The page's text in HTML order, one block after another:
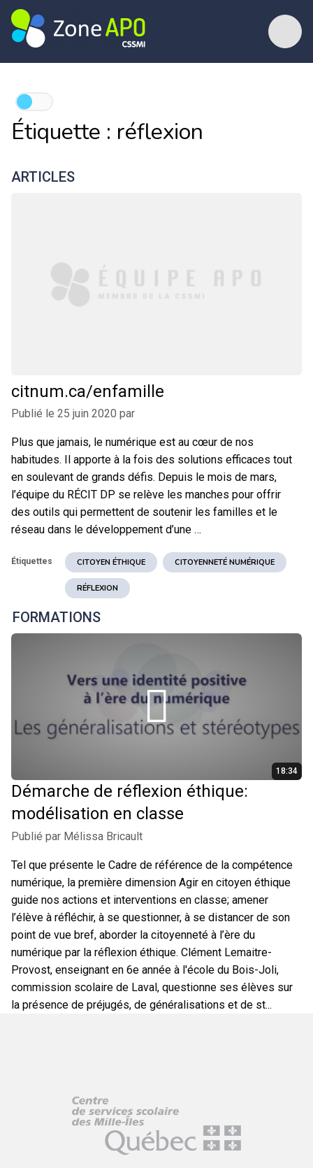
Étiquette : réflexion
ARTICLES
citnum.ca/enfamille
Publié le 25 juin 2020 par
Plus que jamais, le numérique est au cœur de nos
habitudes. Il apporte à la fois des solutions efficaces tout
en soulevant de grands défis. Depuis le mois de mars,
l’équipe du RÉCIT DP se relève les manches pour offrir
des outils qui permettent de soutenir les familles et le
réseau dans le développement d’une …
Étiquettes CITOYEN ÉTHIQUE CITOYENNETÉ NUMÉRIQUE
RÉFLEXION
FORMATIONS
18:34
Démarche de réflexion éthique:
modélisation en classe
Publié par Mélissa Bricault
Tel que présente le Cadre de référence de la compétence
numérique, la première dimension Agir en citoyen éthique
guide nos actions et interventions en classe; amener
l’élève à réfléchir, à se questionner, à se distancer de son
point de vue bref, aborder la citoyenneté à l’ère du
numérique par la réflexion éthique. Clément Lemaitre-
Provost, enseignant en 6e année à l'école du Bois-Joli,
commission scolaire de Laval, questionne ses élèves sur
la présence de préjugés, de généralisations et de st...